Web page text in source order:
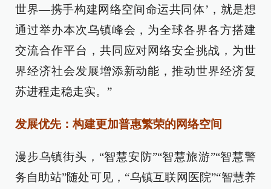
世界—携手构建网络空间命运共同体’，就是想
通过举办本次乌镇峰会，为全球各界各方搭建
交流合作平台，共同应对网络安全挑战，为世
界经济社会发展增添新动能，推动世界经济复
苏进程走稳走实。”
发展优先：构建更加普惠繁荣的网络空间
漫步乌镇街头，“智慧安防”“智慧旅游”“智慧警
务自助站”随处可见，“乌镇互联网医院”“智慧养